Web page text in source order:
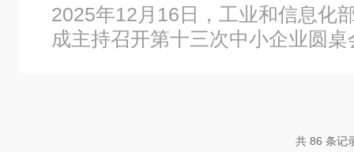
控、生物技术研发安全监管、外
域持续强化能力...
2025年12月16日，工业和信息化
成主持召开第十三次中小企业圆
议。本次圆桌会议邀请了仪器仪
共 86 条记